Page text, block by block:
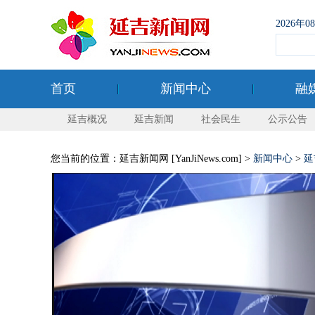
2026年
首页 新闻中心 融
延吉概况 延吉新闻 社会民生 公示公告
您当前的位置：延吉新闻网 [YanJiNews.com] > 新闻中心 >